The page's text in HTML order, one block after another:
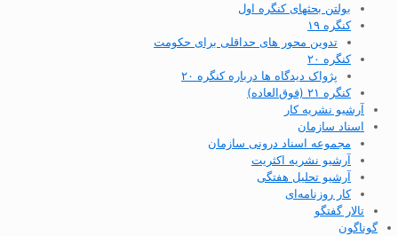
بولتن بحثهای کنگره اول
کنگره ۱۹
تدوین محور های حداقلی برای حکومت
کنگره ۲۰
پژواک دیدگاه ها درباره کنگره ۲۰
کنگره ۲۱ (فوق‌العاده)
آرشیو نشریه کار
اسناد سازمان
مجموعه اسناد درونی سازمان
آرشیو نشریه اکثریت
آرشیو تحلیل هفتگی
کار روزنامه‌ای
تالار گفتگو
گوناگون